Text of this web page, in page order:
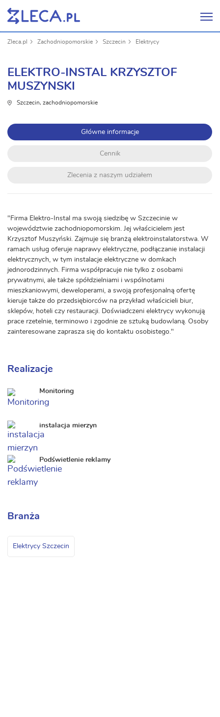
Zleca.pl Zachodniopomorskie Szczecin Elektrycy
ELEKTRO-INSTAL KRZYSZTOF
MUSZYNSKI
Szczecin, zachodniopomorskie
Główne informacje
Cennik
Zlecenia z naszym udziałem
"Firma Elektro-Instal ma swoją siedzibę w Szczecinie w
województwie zachodniopomorskim. Jej właścicielem jest
Krzysztof Muszyński. Zajmuje się branżą elektroinstalatorstwa. W
ramach usług oferuje naprawy elektryczne, podłączanie instalacji
elektrycznych, w tym instalacje elektryczne w domkach
jednorodzinnych. Firma współpracuje nie tylko z osobami
prywatnymi, ale także spółdzielniami i wspólnotami
mieszkaniowymi, deweloperami, a swoją profesjonalną ofertę
kieruje także do przedsiębiorców na przykład właścicieli biur,
sklepów, hoteli czy restauracji. Doświadczeni elektrycy wykonują
prace rzetelnie, terminowo i zgodnie ze sztuką budowlaną. Osoby
zainteresowane zaprasza się do kontaktu osobistego."
Realizacje
Monitoring
instalacja mierzyn
Podświetlenie reklamy
Branża
Elektrycy Szczecin